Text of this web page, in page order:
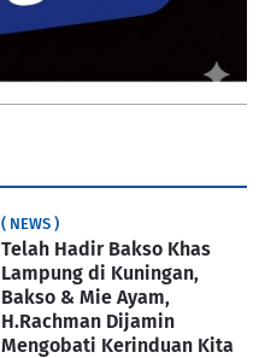
( NEWS )
Telah Hadir Bakso Khas
Lampung di Kuningan,
Bakso & Mie Ayam,
H.Rachman Dijamin
Mengobati Kerinduan Kita